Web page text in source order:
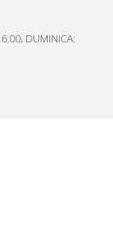
DUMINICA: